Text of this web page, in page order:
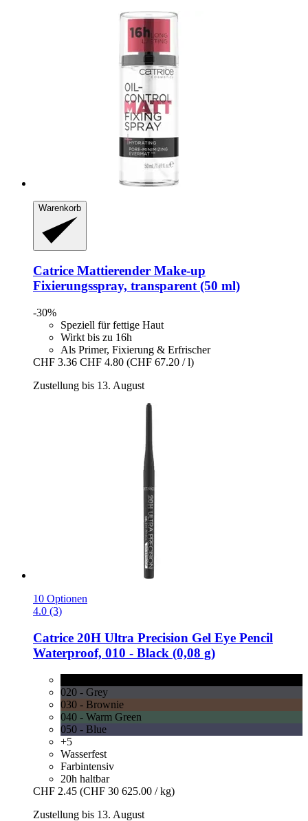
Warenkorb
Catrice Mattierender Make-​up
Fixierungsspray, transparent (50 ml)
-30%
Speziell für fettige Haut
Wirkt bis zu 16h
Als Primer, Fixierung & Erfrischer
CHF 3.36 CHF 4.80 (CHF 67.20 / l)
Zustellung bis 13. August
10 Optionen
4.0 (3)
Catrice 20H Ultra Precision Gel Eye Pencil
Waterproof, 010 -​ Black (0,08 g)
020 - Grey
030 - Brownie
040 - Warm Green
050 - Blue
+5
Wasserfest
Farbintensiv
20h haltbar
CHF 2.45 (CHF 30 625.00 / kg)
Zustellung bis 13. August